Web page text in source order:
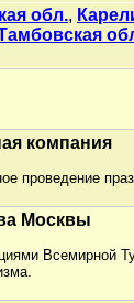
обл.,
компания
проведение
Москвы
Всемирной